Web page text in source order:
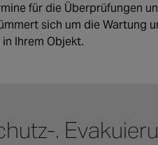
für die Überprüfungen
sich um die Wartung
Ihrem Objekt.
.